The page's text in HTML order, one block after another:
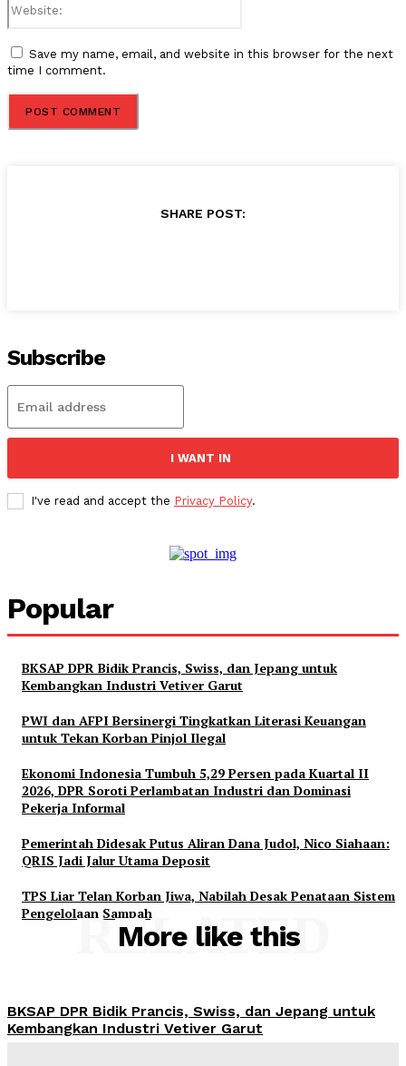
Save my name, email, and website in this browser for the next
time I comment.
SHARE POST:
Subscribe
I WANT IN
I've read and accept the Privacy Policy.
Popular
BKSAP DPR Bidik Prancis, Swiss, dan Jepang untuk
Kembangkan Industri Vetiver Garut
PWI dan AFPI Bersinergi Tingkatkan Literasi Keuangan
untuk Tekan Korban Pinjol Ilegal
Ekonomi Indonesia Tumbuh 5,29 Persen pada Kuartal II
2026, DPR Soroti Perlambatan Industri dan Dominasi
Pekerja Informal
Pemerintah Didesak Putus Aliran Dana Judol, Nico Siahaan:
QRIS Jadi Jalur Utama Deposit
TPS Liar Telan Korban Jiwa, Nabilah Desak Penataan Sistem
Pengelolaan Sampah
More like this
RELATED
BKSAP DPR Bidik Prancis, Swiss, dan Jepang untuk
Kembangkan Industri Vetiver Garut